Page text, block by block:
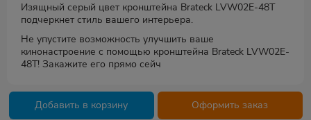
Изящный серый цвет кронштейна Brateck LVW02E-48T
подчеркнет стиль вашего интерьера.
Не упустите возможность улучшить ваше
кинонастроение с помощью кронштейна Brateck LVW02E-
48T! Закажите его прямо сейч
Добавить в корзину Оформить заказ